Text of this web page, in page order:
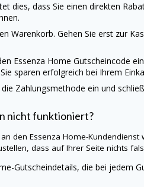
dies, dass Sie einen direkten
Warenkorb. Gehen Sie erst zur
Essenza Home Gutscheincode
sparen erfolgreich bei Ihrem
Zahlungsmethode ein und
nicht funktioniert?
den Essenza Home-
dass auf Ihrer Seite nichts
Gutscheindetails, die bei jedem